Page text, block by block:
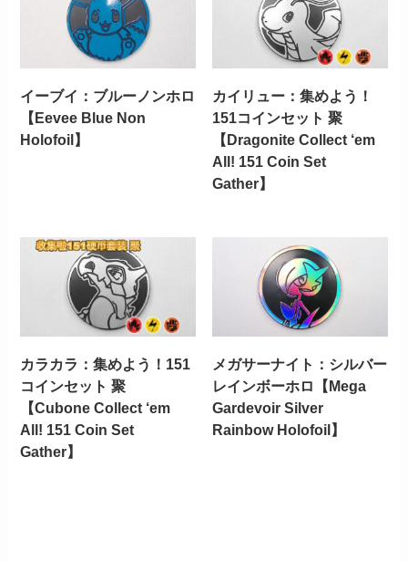
イーブイ：ブルーノンホロ
【Eevee Blue Non
Holofoil】
カイリュー：集めよう！
151コインセット 聚
【Dragonite Collect ‘em
All! 151 Coin Set
Gather】
カラカラ：集めよう！151
コインセット 聚
【Cubone Collect ‘em
All! 151 Coin Set
Gather】
メガサーナイト：シルバー
レインボーホロ【Mega
Gardevoir Silver
Rainbow Holofoil】